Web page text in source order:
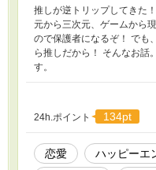
推しが逆トリップしてきた
元から三次元、ゲームから
ので保護者になるぞ！ でも
ら推しだから！ そんなお話
す。
24h.ポイント 134pt
恋愛 ハッピーエ